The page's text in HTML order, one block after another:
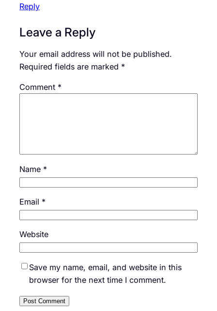
Reply
Leave a Reply
Your email address will not be published.
Required fields are marked *
Comment *
Name *
Email *
Website
Save my name, email, and website in this
browser for the next time I comment.